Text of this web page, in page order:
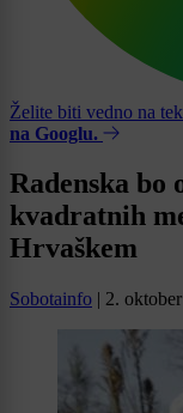
Želite biti vedno na
na Googlu.
Radenska bo
kvadratnih
Hrvaškem
Sobotainfo | 2.